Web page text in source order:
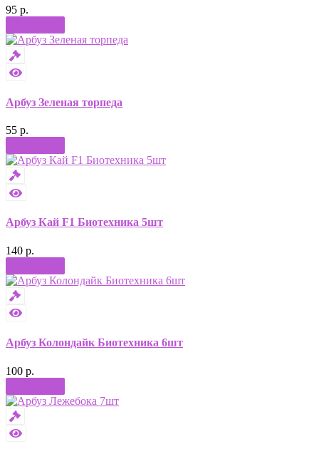
95 р.
Арбуз Зеленая торпеда
55 р.
Арбуз Кай F1 Биотехника 5шт
140 р.
Арбуз Колондайк Биотехника 6шт
100 р.